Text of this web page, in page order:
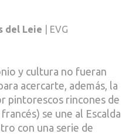
del Leie | EVG
y cultura no fueran
acercarte, además, la
pintorescos rincones de
se une al Escalda
con una serie de